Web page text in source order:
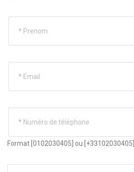
Format [0102030405] ou [+33102030405]